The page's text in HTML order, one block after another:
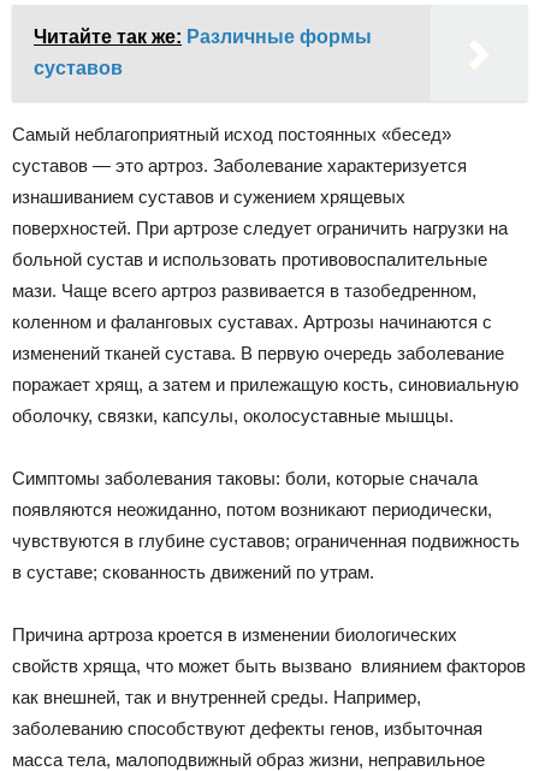
Читайте так же: Различные формы
суставов
Самый неблагоприятный исход постоянных «бесед»
суставов — это артроз. Заболевание характеризуется
изнашиванием суставов и сужением хрящевых
поверхностей. При артрозе следует ограничить нагрузки на
больной сустав и использовать противовоспалительные
мази. Чаще всего артроз развивается в тазобедренном,
коленном и фаланговых суставах. Артрозы начинаются с
изменений тканей сустава. В первую очередь заболевание
поражает хрящ, а затем и прилежащую кость, синовиальную
оболочку, связки, капсулы, околосуставные мышцы.
Симптомы заболевания таковы: боли, которые сначала
появляются неожиданно, потом возникают периодически,
чувствуются в глубине суставов; ограниченная подвижность
в суставе; скованность движений по утрам.
Причина артроза кроется в изменении биологических
свойств хряща, что может быть вызвано влиянием факторов
как внешней, так и внутренней среды. Например,
заболеванию способствуют дефекты генов, избыточная
масса тела, малоподвижный образ жизни, неправильное